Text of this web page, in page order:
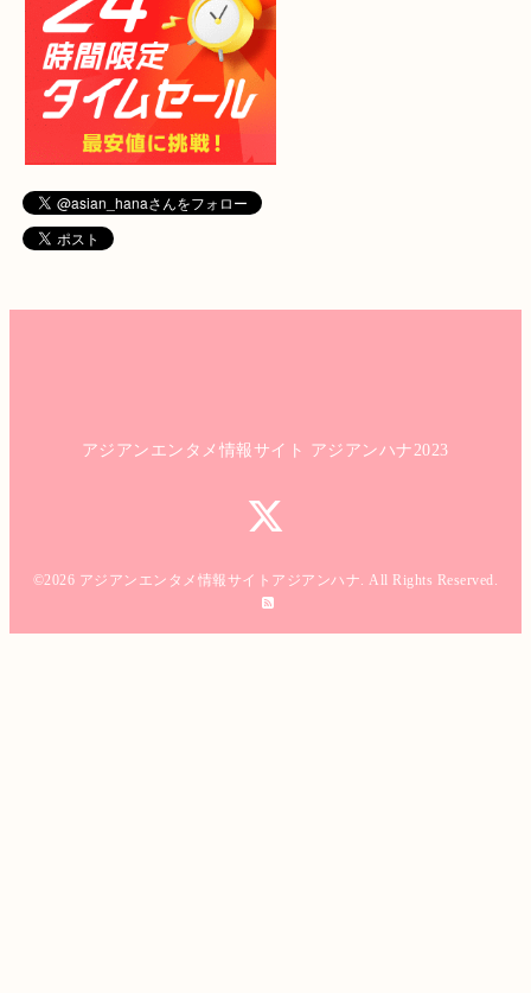
アジアンエンタメ情報サイト アジアンハナ2023
©2026 アジアンエンタメ情報サイトアジアンハナ. All Rights Reserved.